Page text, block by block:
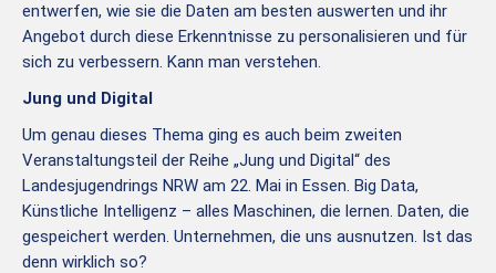
entwerfen, wie sie die Daten am besten auswerten und ihr
Angebot durch diese Erkenntnisse zu personalisieren und für
sich zu verbessern. Kann man verstehen.
Jung und Digital
Um genau dieses Thema ging es auch beim zweiten
Veranstaltungsteil der Reihe „Jung und Digital“ des
Landesjugendrings NRW am 22. Mai in Essen. Big Data,
Künstliche Intelligenz – alles Maschinen, die lernen. Daten, die
gespeichert werden. Unternehmen, die uns ausnutzen. Ist das
denn wirklich so?